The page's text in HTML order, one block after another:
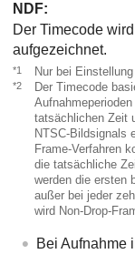
NDF:
Der Timecode
aufgezeichnet.
*1 Nur bei
*2
Der Timecode
tatsächlichen Zeit
NTSC-Bildsignals
Frame-Verfahren
die tatsächliche
werden die ersten
außer bei jeder
wird Non-Drop-
Bei Aufnahme